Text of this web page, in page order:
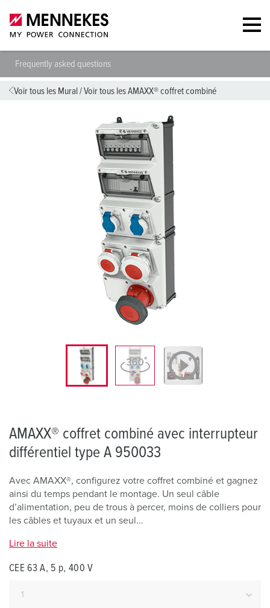
Frequently asked questions
Voir tous les Mural /Voir tous les AMAXX® coffret combiné
AMAXX® coffret combiné avec interrupteur
différentiel type A 950033
Avec AMAXX®, configurez votre coffret combiné et gagnez
ainsi du temps pendant le montage. Un seul câble
d’alimentation, peu de trous à percer, moins de colliers pour
les câbles et tuyaux et un seul...
Lire la suite
CEE 63 A, 5 p, 400 V